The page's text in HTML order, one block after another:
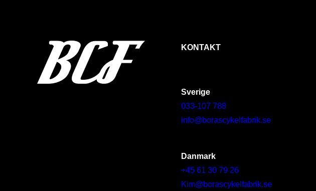
KONTAKT
Sverige
033-107 788
info@borascykelfabrik.se
Danmark
+45 61 30 79 26
Kim@borascykelfabrik.se